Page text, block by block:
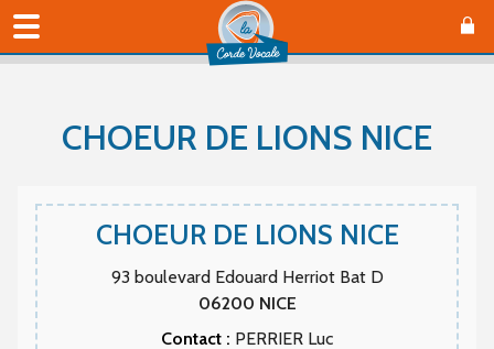
CHOEUR DE LIONS NICE
CHOEUR DE LIONS NICE
93 boulevard Edouard Herriot Bat D
06200 NICE
Contact : PERRIER Luc